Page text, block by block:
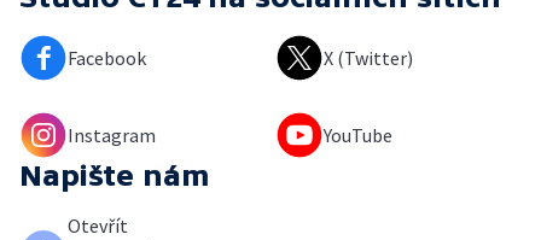
Facebook X (Twitter)
Instagram YouTube
Napište nám
Otevřít